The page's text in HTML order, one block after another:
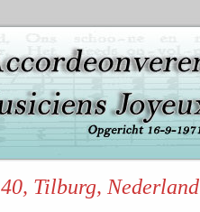
Tilburg, Nederland